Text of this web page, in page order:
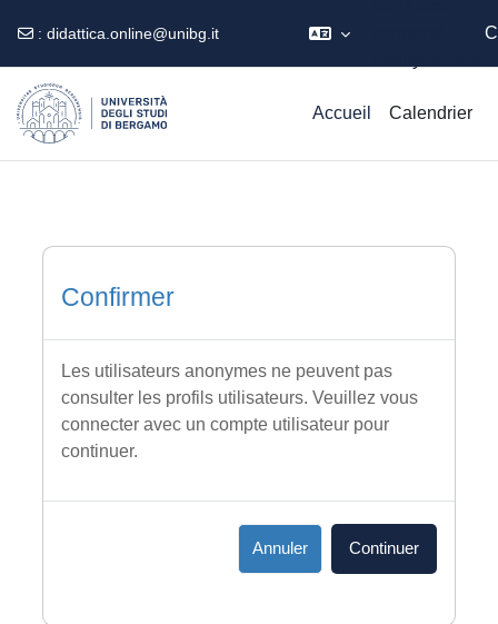
: didattica.online@unibg.it
Accueil Calendrier
Confirmer
Les utilisateurs anonymes ne peuvent pas
consulter les profils utilisateurs. Veuillez vous
connecter avec un compte utilisateur pour
continuer.
Annuler Continuer